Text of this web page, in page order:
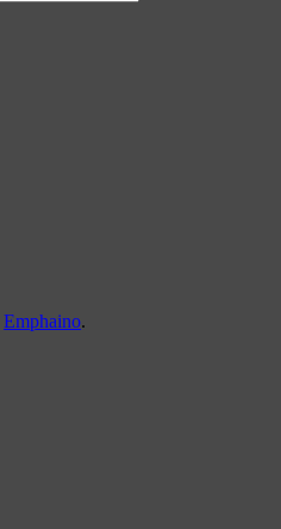
Emphaino.